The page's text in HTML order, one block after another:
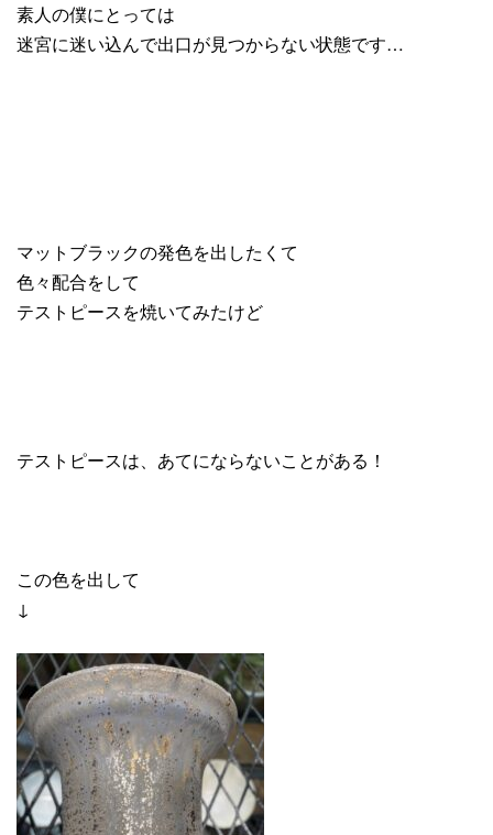
素人の僕にとっては
迷宮に迷い込んで出口が見つからない状態です…
マットブラックの発色を出したくて
色々配合をして
テストピースを焼いてみたけど
テストピースは、あてにならないことがある！
この色を出して
↓